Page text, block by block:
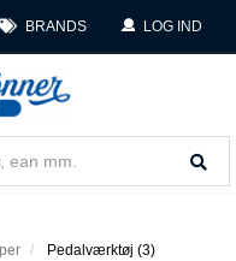
BRANDS LOG IND
Pedalværktøj (3)